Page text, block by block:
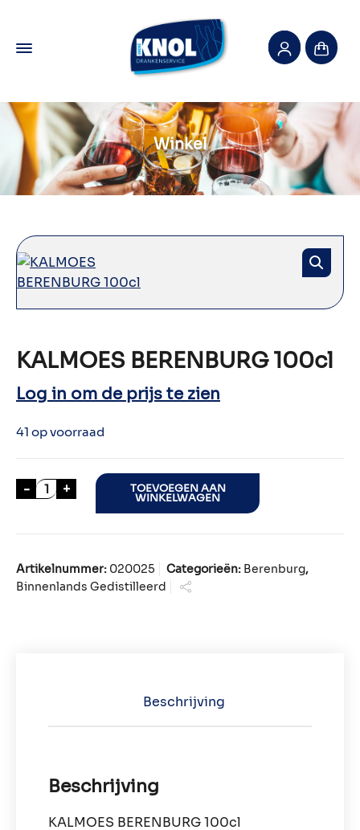
Winkel
KALMOES BERENBURG 100cl
Log in om de prijs te zien
41 op voorraad
- KALMOES BERENBURG 100cl aantal
+ TOEVOEGEN AAN
WINKELWAGEN
Artikelnummer: 020025 Categorieën: Berenburg,
Binnenlands Gedistilleerd
Beschrijving
Beschrijving
KALMOES BERENBURG 100cl